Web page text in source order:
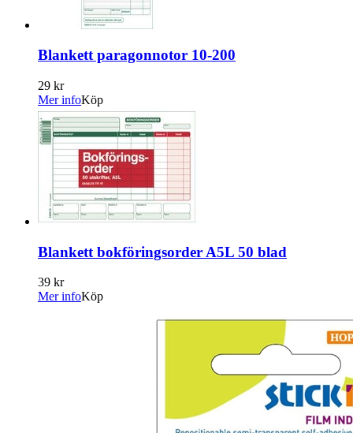
Blankett paragonnotor 10-200
29 kr
Mer infoKöp
Blankett bokföringsorder A5L 50 blad
39 kr
Mer infoKöp